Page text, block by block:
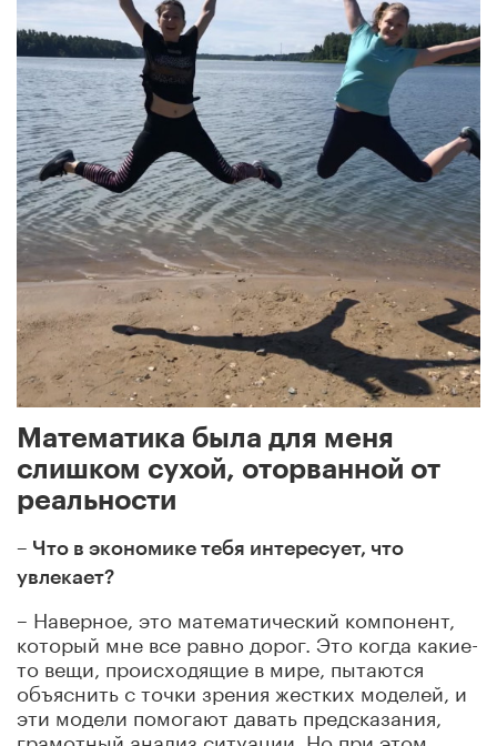
Математика была для меня
слишком сухой, оторванной от
реальности
– Что в экономике тебя интересует, что
увлекает?
– Наверное, это математический компонент,
который мне все равно дорог. Это когда какие-
то вещи, происходящие в мире, пытаются
объяснить с точки зрения жестких моделей, и
эти модели помогают давать предсказания,
грамотный анализ ситуации. Но при этом